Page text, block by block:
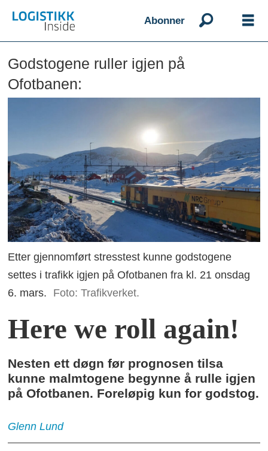
Abonner
Godstogene ruller igjen på
Ofotbanen:
Etter gjennomført stresstest kunne godstogene
settes i trafikk igjen på Ofotbanen fra kl. 21 onsdag
6. mars.
Foto: Trafikverket.
Here we roll again!
Nesten ett døgn før prognosen tilsa
kunne malmtogene begynne å rulle igjen
på Ofotbanen. Foreløpig kun for godstog.
Glenn Lund